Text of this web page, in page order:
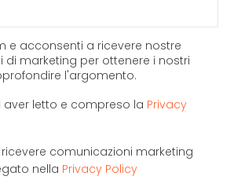
e acconsenti a ricevere nostre
di marketing per ottenere i nostri
l'argomento.
aver letto e compreso la Privacy
comunicazioni marketing
nella Privacy Policy